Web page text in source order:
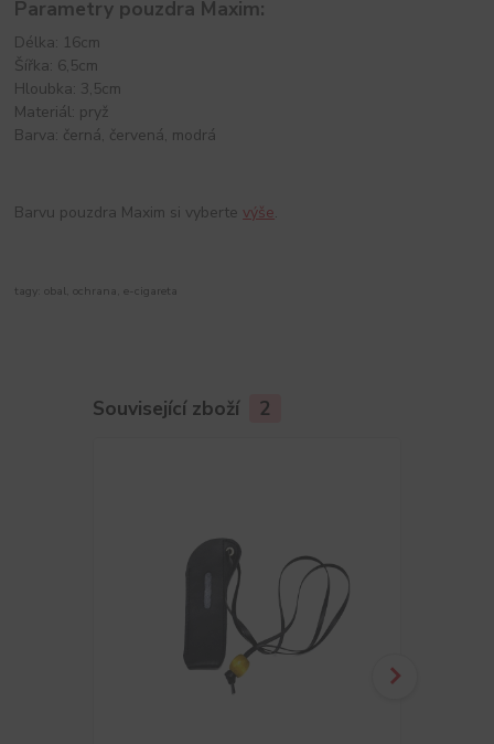
Parametry pouzdra Maxim:
Délka: 16cm
Šířka: 6,5cm
Hloubka: 3,5cm
Materiál: pryž
Barva: černá, červená, modrá
Barvu pouzdra Maxim si vybertevýše.
tagy: obal, ochrana, e-cigareta
Související zboží 2